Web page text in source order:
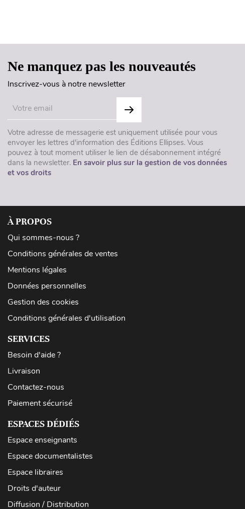
Ne manquez pas les nouveautés
Inscrivez-vous à notre newsletter
Votre adresse de messagerie est uniquement utilisée pour vous
envoyer les lettres d'information des Éditions Ellipses. Vous
pouvez à tout moment utiliser le lien de désabonnement intégré
dans la newsletter. En savoir plus sur la gestion de vos données
et vos droits
À PROPOS
Qui sommes-nous ?
Conditions générales de ventes
Mentions légales
Données personnelles
Gestion des cookies
Conditions générales d'utilisation
SERVICES
Besoin d'aide ?
Livraison
Contactez-nous
Paiement sécurisé
ESPACES DÉDIÉS
Espace enseignants
Espace documentalistes
Espace libraires
Droits d'auteur
Diffusion / Distribution